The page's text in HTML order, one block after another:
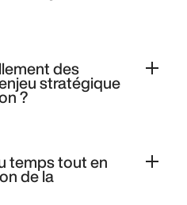
des
stratégique
?
montre comment fiabiliser
le lien avec vos
temps tout en
de la